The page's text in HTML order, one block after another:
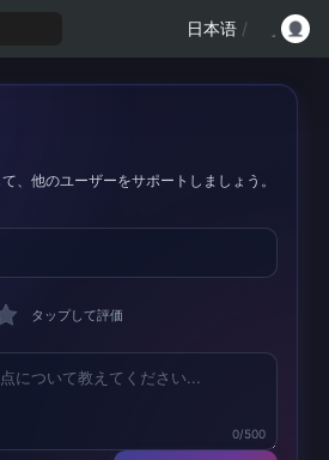
日本语 /
、他のユーザーをサポートしましょう。
タップして評価
0/500